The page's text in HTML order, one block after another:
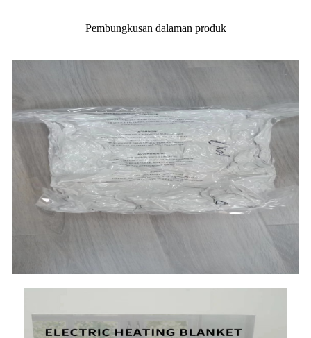
Pembungkusan dalaman produk